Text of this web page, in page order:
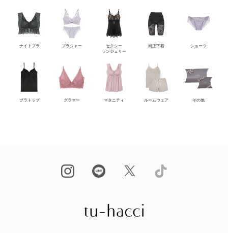
ナイトブラ ブラジャー
セクシー
ランジェリー
補正下着 ショーツ
ブラトップ グラマー マタニティ ルームウェア その他